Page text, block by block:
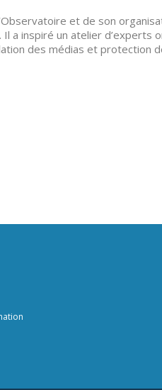
et de son
Il a inspiré un atelier
des médias et protection